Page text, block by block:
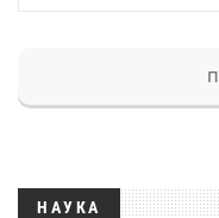
НАУКА